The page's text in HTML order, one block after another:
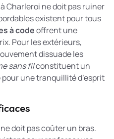
Charleroi ne doit pas ruiner
existent pour tous
à codeoffrent une
Pour les extérieurs,
dissuade les
sans filconstituent un
une tranquillité d’esprit
doit pas coûter un bras.